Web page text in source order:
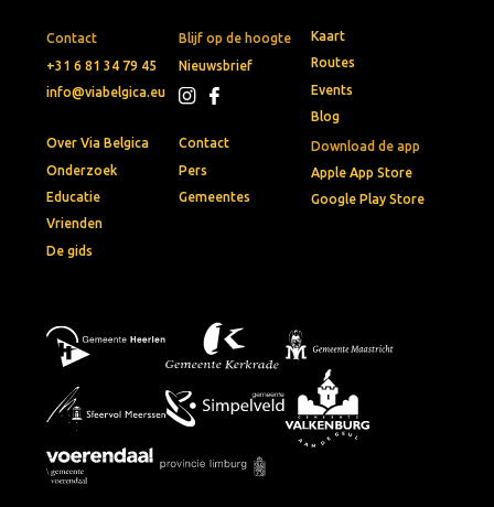
Contact
+31 6 81 34 79 45
info@viabelgica.eu
Blijf op de hoogte
Nieuwsbrief
Download de app
Apple App Store
Google Play Store
Kaart
Routes
Events
Blog
Over Via Belgica
Onderzoek
Educatie
Vrienden
De gids
Contact
Pers
Gemeentes